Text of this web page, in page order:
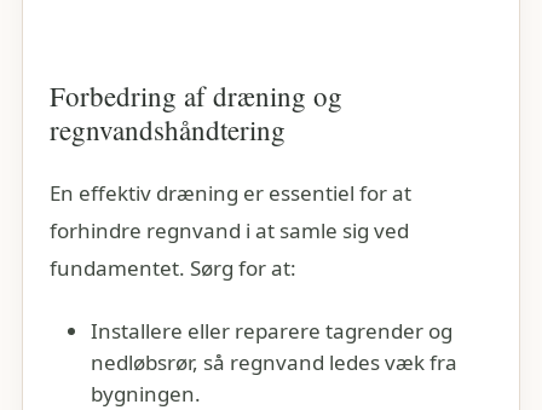
Forbedring af dræning og
regnvandshåndtering
En effektiv dræning er essentiel for at
forhindre regnvand i at samle sig ved
fundamentet. Sørg for at:
Installere eller reparere tagrender og
nedløbsrør, så regnvand ledes væk fra
bygningen.